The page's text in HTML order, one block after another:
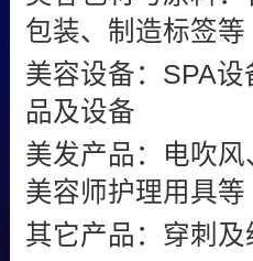
包装、制造标签等
美容设备：SPA
品及设备
美发产品：电吹
美容师护理用具等
其它产品：穿刺